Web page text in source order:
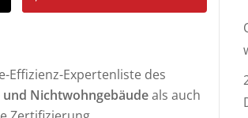
Effizienz-Expertenliste des
Nichtwohngebäudeals auch